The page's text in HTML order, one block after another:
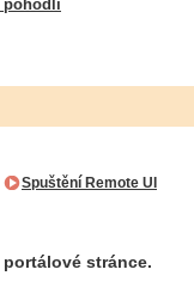
pohodlí
Spuštění Remote UI
stránce.